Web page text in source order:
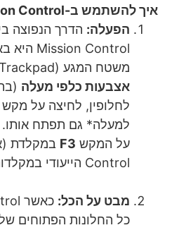
איך להשתמש ב-Mission Control:
הפעלה: הדרך הנפוצה
Mission Control היא באמצעות
משטח המגע (Trackpad): החליקו
אצבעות כלפי מעלה
למעלה* גם תפתח אותו.
על המקש F3
Control הייעודי במקלדות חדשות יותר).
מבט על הכל:
כל החלונות הפתוחים